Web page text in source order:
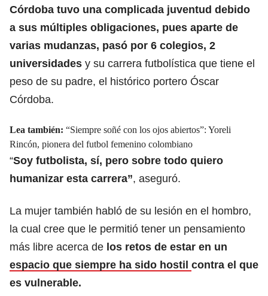
Córdoba tuvo una complicada juventud debido
a sus múltiples obligaciones, pues aparte de
varias mudanzas, pasó por 6 colegios, 2
universidades y su carrera futbolística que tiene el
peso de su padre, el histórico portero Óscar
Córdoba.
Lea también: “Siempre soñé con los ojos abiertos”: Yoreli
Rincón, pionera del futbol femenino colombiano
“Soy futbolista, sí, pero sobre todo quiero
humanizar esta carrera”, aseguró.
La mujer también habló de su lesión en el hombro,
la cual cree que le permitió tener un pensamiento
más libre acerca de los retos de estar en un
espacio que siempre ha sido hostil contra el que
es vulnerable.